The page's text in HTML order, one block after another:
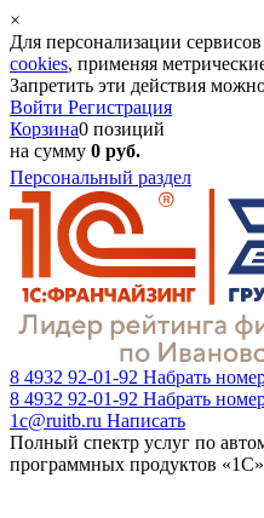
×
Для персонализации
cookies, применяя
Запретить эти действия
Войти Регистрация
Корзина0 позиций
на сумму 0 руб.
Персональный раздел
8 4932 92-01-92 Набрать
8 4932 92-01-92 Набрать
1c@ruitb.ru Написать
Полный спектр услуг по
программных продуктов «1С»